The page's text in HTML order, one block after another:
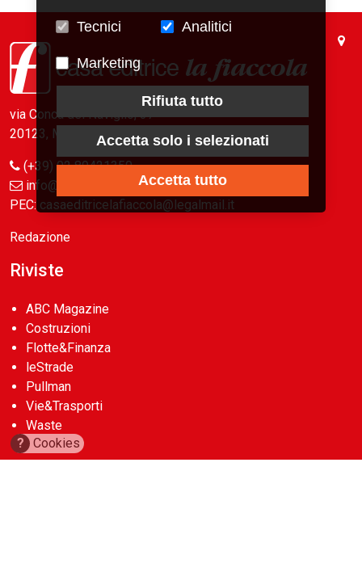
via Conca del Naviglio, 37
20123, Milano (Italy)
(+39) 02 89421350
info@fiaccola.it
PEC: casaeditricelafiaccola@legalmail.it
Redazione
Riviste
ABC Magazine
Costruzioni
Flotte&Finanza
leStrade
Pullman
Vie&Trasporti
Waste
? Cookies
Tecnici Analitici
Marketing
Rifiuta tutto
Accetta solo i selezionati
Accetta tutto